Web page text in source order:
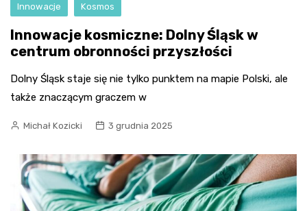
Innowacje Kosmos
Innowacje kosmiczne: Dolny Śląsk w
centrum obronności przyszłości
Dolny Śląsk staje się nie tylko punktem na mapie Polski, ale
także znaczącym graczem w
Michał Kozicki 3 grudnia 2025